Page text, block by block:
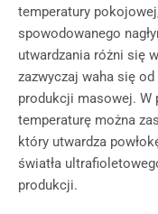
temperatury
spowodowanego
utwardzania różni się
zazwyczaj waha się
produkcji masowej. W
temperaturę można
który utwardza
światła
produkcji.